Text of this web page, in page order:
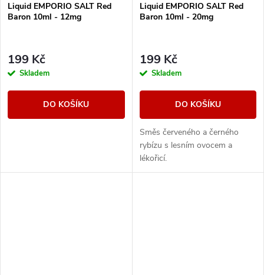
Liquid EMPORIO SALT Red
Baron 10ml - 12mg
199 Kč
Skladem
DO KOŠÍKU
Liquid EMPORIO SALT Red
Baron 10ml - 20mg
199 Kč
Skladem
DO KOŠÍKU
Směs červeného a černého
rybízu s lesním ovocem a
lékořicí.